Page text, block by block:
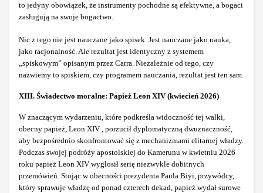
to jedyny obowiązek, że instrumenty pochodne są efektywne, a bogaci
zasługują na swoje bogactwo.
Nic z tego nie jest nauczane jako spisek. Jest nauczane jako nauka,
jako racjonalność. Ale rezultat jest identyczny z systemem
„spiskowym” opisanym przez Carra. Niezależnie od tego, czy
nazwiemy to spiskiem, czy programem nauczania, rezultat jest ten sam.
XIII. Świadectwo moralne: Papież Leon XIV (kwiecień 2026)
W znaczącym wydarzeniu, które podkreśla widoczność tej walki,
obecny papież, Leon XIV , porzucił dyplomatyczną dwuznaczność,
aby bezpośrednio skonfrontować się z mechanizmami elitarnej władzy.
Podczas swojej podróży apostolskiej do Kamerunu w kwietniu 2026
roku papież Leon XIV wygłosił serię niezwykle dobitnych
przemówień. Stojąc w obecności prezydenta Paula Biyi, przywódcy,
który sprawuje władzę od ponad czterech dekad, papież wydał surowe